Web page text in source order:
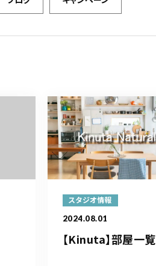
スタジオ情報
2024.08.01
【Kinuta】部屋一覧